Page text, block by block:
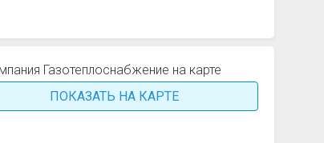
ПОКАЗАТЬ НА КАРТЕ